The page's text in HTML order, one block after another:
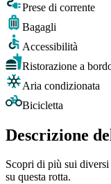
Prese di corrente
Bagagli
Accessibilità
Ristorazione a
Aria condizionata
Bicicletta
Descrizione
Scopri di più sui
su questa rotta.